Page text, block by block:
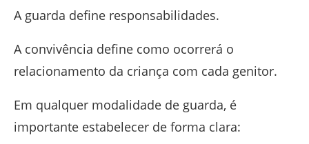
A guarda define responsabilidades.
A convivência define como ocorrerá o
relacionamento da criança com cada genitor.
Em qualquer modalidade de guarda, é
importante estabelecer de forma clara: